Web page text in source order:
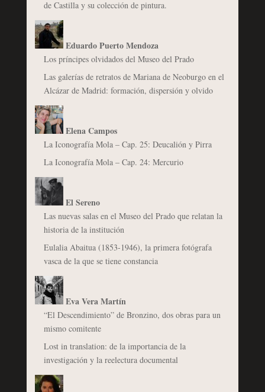
de Castilla y su colección de pintura.
Eduardo Puerto Mendoza
Los príncipes olvidados del Museo del Prado
Las galerías de retratos de Mariana de Neoburgo en el
Alcázar de Madrid: formación, dispersión y olvido
Elena Campos
La Iconografía Mola – Cap. 25: Deucalión y Pirra
La Iconografía Mola – Cap. 24: Mercurio
El Sereno
Las nuevas salas en el Museo del Prado que relatan la
historia de la institución
Eulalia Abaitua (1853-1946), la primera fotógrafa
vasca de la que se tiene constancia
Eva Vera Martín
“El Descendimiento” de Bronzino, dos obras para un
mismo comitente
Lost in translation: de la importancia de la
investigación y la reelectura documental